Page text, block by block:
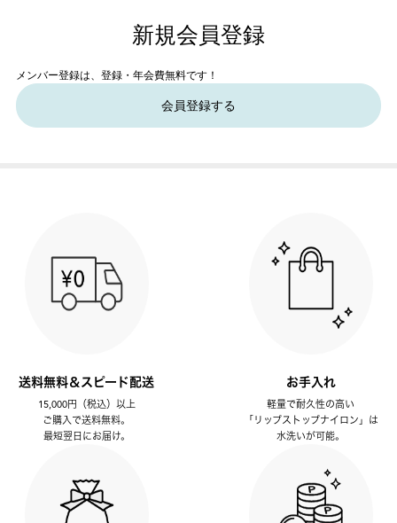
新規会員登録
メンバー登録は、登録・年会費無料です！
会員登録する
送料無料＆スピード配送
15,000円（税込）以上
ご購入で送料無料。
最短翌日にお届け。
お手入れ
軽量で耐久性の高い
「リップストップナイロン」は
水洗いが可能。